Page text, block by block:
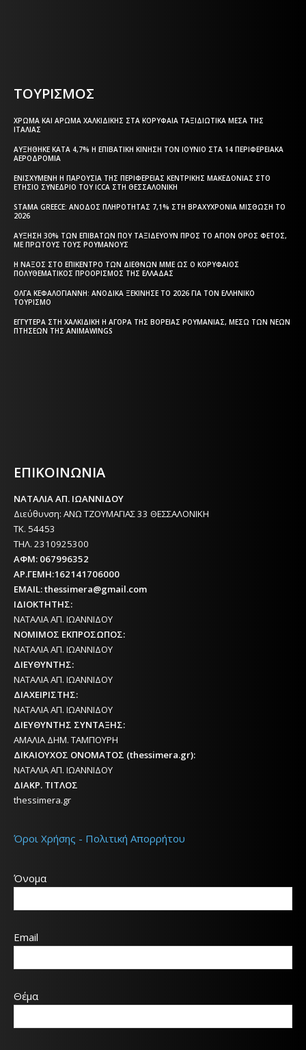
ΤΟΥΡΙΣΜΟΣ
ΧΡΏΜΑ ΚΑΙ ΆΡΩΜΑ ΧΑΛΚΙΔΙΚΉΣ ΣΤΑ ΚΟΡΥΦΑΊΑ ΤΑΞΙΔΙΩΤΙΚΆ ΜΈΣΑ ΤΗΣ
ΙΤΑΛΊΑΣ
ΑΥΞΉΘΗΚΕ ΚΑΤΆ 4,7% Η ΕΠΙΒΑΤΙΚΉ ΚΊΝΗΣΗ ΤΟΝ ΙΟΎΝΙΟ ΣΤΑ 14 ΠΕΡΙΦΕΡΕΙΑΚΆ
ΑΕΡΟΔΡΌΜΙΑ
ΕΝΙΣΧΥΜΈΝΗ Η ΠΑΡΟΥΣΊΑ ΤΗΣ ΠΕΡΙΦΈΡΕΙΑΣ ΚΕΝΤΡΙΚΉΣ ΜΑΚΕΔΟΝΊΑΣ ΣΤΟ
ΕΤΉΣΙΟ ΣΥΝΈΔΡΙΟ ΤΟΥ ICCA ΣΤΗ ΘΕΣΣΑΛΟΝΊΚΗ
STAMA GREECE: ΆΝΟΔΟΣ ΠΛΗΡΌΤΗΤΑΣ 7,1% ΣΤΗ ΒΡΑΧΥΧΡΌΝΙΑ ΜΊΣΘΩΣΗ ΤΟ
2026
ΑΎΞΗΣΗ 30% ΤΩΝ ΕΠΙΒΑΤΏΝ ΠΟΥ ΤΑΞΙΔΕΎΟΥΝ ΠΡΟΣ ΤΟ ΆΓΙΟΝ ΌΡΟΣ ΦΈΤΟΣ,
ΜΕ ΠΡΏΤΟΥΣ ΤΟΥΣ ΡΟΥΜΆΝΟΥΣ
Η ΝΆΞΟΣ ΣΤΟ ΕΠΊΚΕΝΤΡΟ ΤΩΝ ΔΙΕΘΝΏΝ ΜΜΕ ΩΣ Ο ΚΟΡΥΦΑΊΟΣ
ΠΟΛΥΘΕΜΑΤΙΚΌΣ ΠΡΟΟΡΙΣΜΌΣ ΤΗΣ ΕΛΛΆΔΑΣ
ΌΛΓΑ ΚΕΦΑΛΟΓΙΆΝΝΗ: ΑΝΟΔΙΚΆ ΞΕΚΊΝΗΣΕ ΤΟ 2026 ΓΙΑ ΤΟΝ ΕΛΛΗΝΙΚΌ
ΤΟΥΡΙΣΜΌ
ΕΓΓΎΤΕΡΑ ΣΤΗ ΧΑΛΚΙΔΙΚΉ Η ΑΓΟΡΆ ΤΗΣ ΒΌΡΕΙΑΣ ΡΟΥΜΑΝΊΑΣ, ΜΈΣΩ ΤΩΝ ΝΈΩΝ
ΠΤΉΣΕΩΝ ΤΗΣ ANIMAWINGS
ΕΠΙΚΟΙΝΩΝΙΑ
ΝΑΤΑΛΙΑ ΑΠ. ΙΩΑΝΝΙΔΟΥ
Διεύθυνση: ΑΝΩ ΤΖΟΥΜΑΓΙΑΣ 33 ΘΕΣΣΑΛΟΝΙΚΗ
ΤΚ. 54453
ΤΗΛ. 2310925300
ΑΦΜ: 067996352
ΑΡ.ΓΕΜΗ:162141706000
EMAIL: thessimera@gmail.com
ΙΔΙΟΚΤΗΤΗΣ:
ΝΑΤΑΛΙΑ ΑΠ. ΙΩΑΝΝΙΔΟΥ
ΝΟΜΙΜΟΣ ΕΚΠΡΟΣΩΠΟΣ:
ΝΑΤΑΛΙΑ ΑΠ. ΙΩΑΝΝΙΔΟΥ
ΔΙΕΥΘΥΝΤΗΣ:
ΝΑΤΑΛΙΑ ΑΠ. ΙΩΑΝΝΙΔΟΥ
ΔΙΑΧΕΙΡΙΣΤΗΣ:
ΝΑΤΑΛΙΑ ΑΠ. ΙΩΑΝΝΙΔΟΥ
ΔΙΕΥΘΥΝΤΗΣ ΣΥΝΤΑΞΗΣ:
ΑΜΑΛΙΑ ΔΗΜ. ΤΑΜΠΟΥΡΗ
ΔΙΚΑΙΟΥΧΟΣ ΟΝΟΜΑΤΟΣ (thessimera.gr):
ΝΑΤΑΛΙΑ ΑΠ. ΙΩΑΝΝΙΔΟΥ
ΔΙΑΚΡ. ΤΙΤΛΟΣ
thessimera.gr
Όροι Χρήσης - Πολιτική Απορρήτου
Όνομα
Email
Θέμα